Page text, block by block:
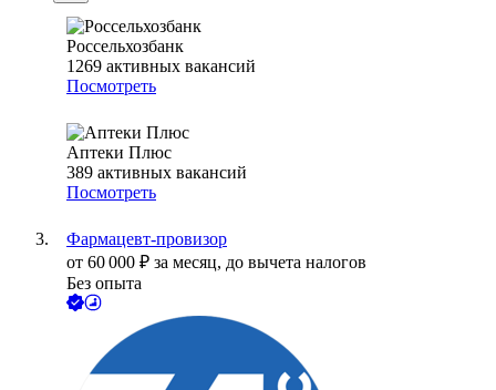
Россельхозбанк
1269 активных вакансий
Посмотреть
Аптеки Плюс
389 активных вакансий
Посмотреть
Фармацевт-провизор
от 60 000 ₽ за месяц, до вычета налогов
Без опыта